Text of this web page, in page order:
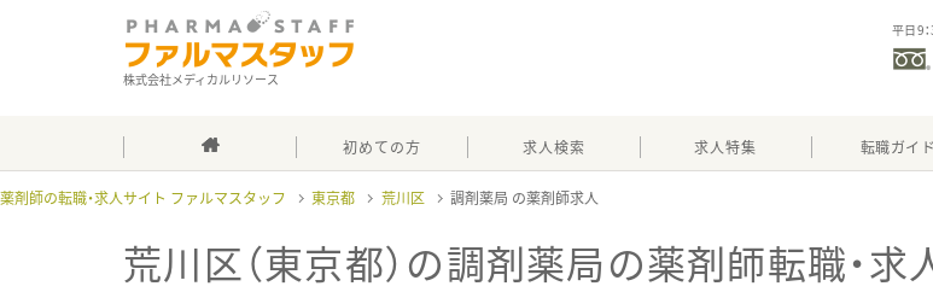
株式会社メディカルリソース
平日9
初めての方 求人検索 求人特集 転職ガイド
薬剤師の転職・求人サイト ファルマスタッフ 東京都 荒川区 調剤薬局
荒川区（東京都）の調剤薬局の薬剤師転職・求